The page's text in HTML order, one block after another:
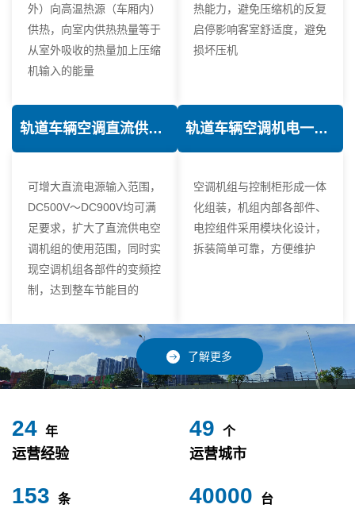
外）向高温热源（车厢内）
供热，向室内供热热量等于
从室外吸收的热量加上压缩
机输入的能量
热能力，避免压缩机的反复
启停影响客室舒适度，避免
损坏压机
轨道车辆空调直流供电技术
可增大直流电源输入范围，
DC500V～DC900V均可满
足要求，扩大了直流供电空
调机组的使用范围，同时实
现空调机组各部件的变频控
制，达到整车节能目的
轨道车辆空调机电一体化技术
空调机组与控制柜形成一体
化组装，机组内部各部件、
电控组件采用模块化设计，
拆装简单可靠，方便维护
了解更多
24 年
运营经验
49 个
运营城市
153 条 40000 台